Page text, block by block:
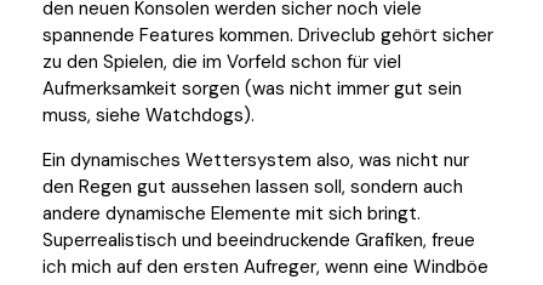
den neuen Konsolen werden sicher noch viele
spannende Features kommen. Driveclub gehört sicher
zu den Spielen, die im Vorfeld schon für viel
Aufmerksamkeit sorgen (was nicht immer gut sein
muss, siehe Watchdogs).
Ein dynamisches Wettersystem also, was nicht nur
den Regen gut aussehen lassen soll, sondern auch
andere dynamische Elemente mit sich bringt.
Superrealistisch und beeindruckende Grafiken, freue
ich mich auf den ersten Aufreger, wenn eine Windböe